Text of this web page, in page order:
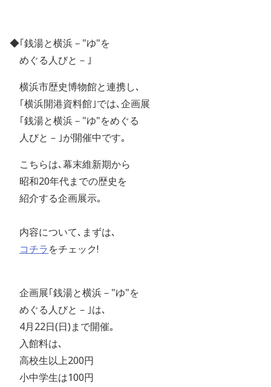
◆｢銭湯と横浜－"ゆ"を
めぐる人びと－｣
横浜市歴史博物館と連携し､
｢横浜開港資料館｣では､企画展
｢銭湯と横浜－"ゆ"をめぐる
人びと－｣が開催中です｡
こちらは､幕末維新期から
昭和20年代までの歴史を
紹介する企画展示｡
内容について､まずは､
コチラをチェック!
企画展｢銭湯と横浜－"ゆ"を
めぐる人びと－｣は､
4月22日(日)まで開催｡
入館料は､
高校生以上200円
小中学生は100円